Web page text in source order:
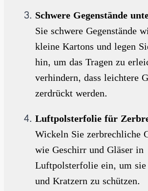
Schwere Gegenstände
Sie schwere Gegenstände
kleine Kartons und legen
hin, um das Tragen zu
verhindern, dass leichtere
zerdrückt werden.
Luftpolsterfolie für
Wickeln Sie zerbrechliche
wie Geschirr und Gläser in
Luftpolsterfolie ein, um
und Kratzern zu schützen.